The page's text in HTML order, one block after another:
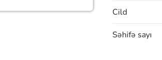
Cild
Səhifə sayı